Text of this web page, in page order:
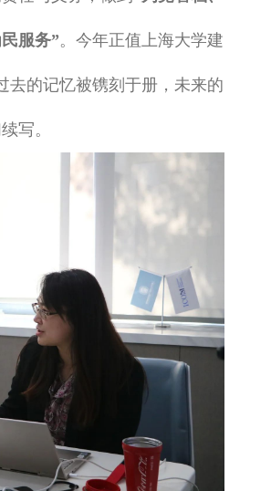
服务”。今年正值上海大学建
去的记忆被镌刻于册，未来的
写。